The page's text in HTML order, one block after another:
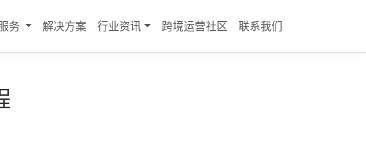
务 解决方案 行业资讯 跨境运营社区 联系我们